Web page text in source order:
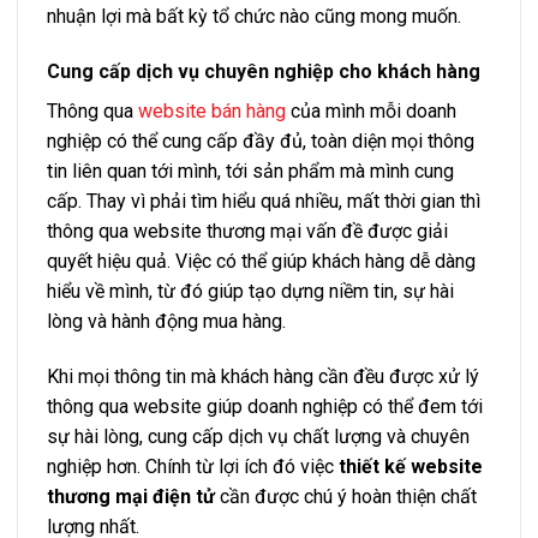
nhuận lợi mà bất kỳ tổ chức nào cũng mong muốn.
Cung cấp dịch vụ chuyên nghiệp cho khách hàng
Thông qua website bán hàng của mình mỗi doanh
nghiệp có thể cung cấp đầy đủ, toàn diện mọi thông
tin liên quan tới mình, tới sản phẩm mà mình cung
cấp. Thay vì phải tìm hiểu quá nhiều, mất thời gian thì
thông qua website thương mại vấn đề được giải
quyết hiệu quả. Việc có thể giúp khách hàng dễ dàng
hiểu về mình, từ đó giúp tạo dựng niềm tin, sự hài
lòng và hành động mua hàng.
Khi mọi thông tin mà khách hàng cần đều được xử lý
thông qua website giúp doanh nghiệp có thể đem tới
sự hài lòng, cung cấp dịch vụ chất lượng và chuyên
nghiệp hơn. Chính từ lợi ích đó việc thiết kế website
thương mại điện tửcần được chú ý hoàn thiện chất
lượng nhất.